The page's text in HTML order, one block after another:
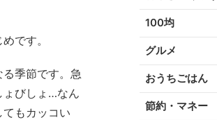
です。
季節です。急
ょびしょ…なん
もカッコい
100均
グルメ
おうちごはん
節約・マネー